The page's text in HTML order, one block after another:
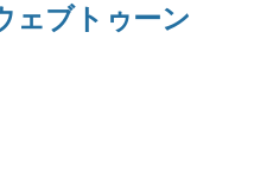
ェブトゥーン